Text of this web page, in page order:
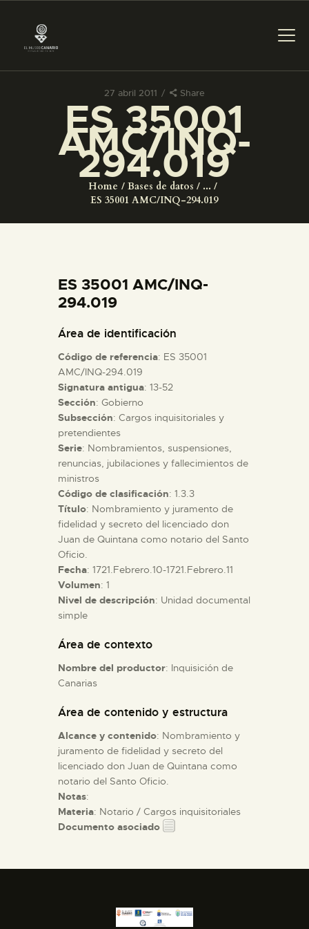
27 abril 2011 Share
ES 35001
AMC/INQ-
294.019
Home Bases de datos
...
ES 35001 AMC/INQ-294.019
PREPARAR LA VISITA
ACTIVIDADES
COLECCIONES
ESPAÑOL
PREPARAR LA VISITA
ACTIVIDADES
█
EL MUSEO
COLECCIONES
DIDÁCTICA
ES 35001 AMC/INQ-
294.019
Área de identificación
Código de referencia: ES 35001
AMC/INQ-294.019
Signatura antigua: 13-52
Sección: Gobierno
Subsección: Cargos inquisitoriales y
pretendientes
Serie: Nombramientos, suspensiones,
renuncias, jubilaciones y fallecimientos de
ministros
Código de clasificación: 1.3.3
Título: Nombramiento y juramento de
fidelidad y secreto del licenciado don
Juan de Quintana como notario del Santo
Oficio.
Fecha: 1721.Febrero.10-1721.Febrero.11
Volumen: 1
Nivel de descripción: Unidad documental
simple
Área de contexto
Nombre del productor: Inquisición de
Canarias
Área de contenido y estructura
Alcance y contenido: Nombramiento y
juramento de fidelidad y secreto del
licenciado don Juan de Quintana como
notario del Santo Oficio.
Notas:
Materia: Notario / Cargos inquisitoriales
Documento asociado